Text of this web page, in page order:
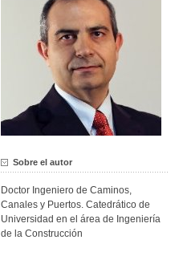
Sobre el autor
Doctor Ingeniero de Caminos,
Canales y Puertos. Catedrático de
Universidad en el área de Ingeniería
de la Construcción